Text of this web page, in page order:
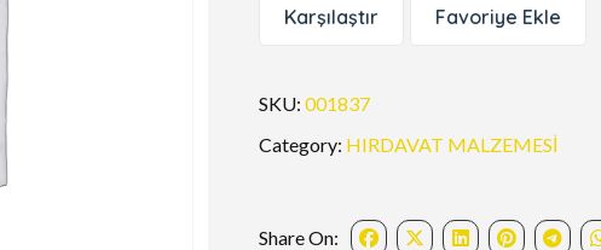
Karşılaştır Favoriye Ekle
SKU:001837
Category: HIRDAVAT MALZEMESİ
Share On: